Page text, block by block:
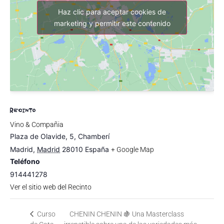
RECINTO
Vino & Compañia
Plaza de Olavide, 5, Chamberí
Madrid, Madrid 28010 España + Google Map
Teléfono
914441278
Ver el sitio web del Recinto
Haz clic para aceptar cookies de
marketing y permitir este contenido
Curso
CHENIN CHENIN 🍇 Una Masterclass